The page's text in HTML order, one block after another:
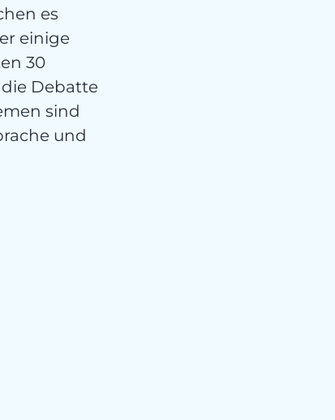
es
einige
30
Debatte
sind
und